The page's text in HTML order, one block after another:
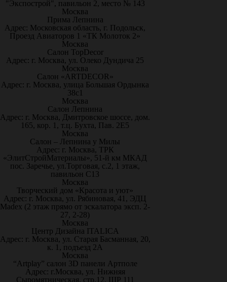
"Экспострой", павильон 2, место № 143
Москва
Прима Лепнина
Адрес: Московская область, г. Подольск,
Проезд Авиаторов 1 «ТК Молоток 2»
Москва
Салон TopDecor
Адрес: г. Москва, ул. Олеко Дундича 25
Москва
Салон «ARTDECOR»
Адрес: г. Москва, улица Большая Ордынка
38с1
Москва
Салон Лепнина
Адрес: г. Москва, Дмитровское шоссе, дом.
165, кор. 1, т.ц. Бухта, Пав. 2Е5
Москва
Салон – Лепнина у Милы
Адрес: г. Москва, ТРК
«ЭлитСтройМатериалы», 51-й км МКАД
пос. Заречье, ул.Торговая, с.2, 1 этаж,
павильон С13
Москва
Творческий дом «Красота и уют»
Адрес: г. Москва, ул. Рябиновая, 41, ЭДЦ
Madex (2 этаж прямо от эскалатора эксп. 2-
27, 2-28)
Москва
Центр Дизайна ITALICA
Адрес: г. Москва, ул. Старая Басманная, 20,
к. 1, подъезд 2А
Москва
“Artplay” салон 3D панели Артполе
Адрес: г.Москва, ул. Нижняя
Сыромятническая, стр.12, ШР 111